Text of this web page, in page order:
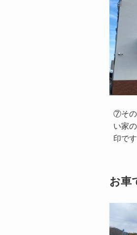
⑦その
い家
印です
お車